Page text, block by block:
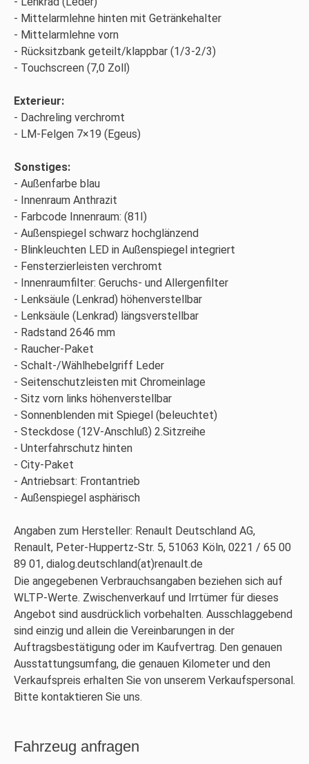
Mittelarmlehne hinten mit Getränkehalter
Mittelarmlehne vorn
Rücksitzbank geteilt/klappbar (1/3-2/3)
Touchscreen (7,0 Zoll)
Exterieur:
Dachreling verchromt
LM-Felgen 7×19 (Egeus)
Sonstiges:
Außenfarbe blau
Innenraum Anthrazit
Farbcode Innenraum: (81I)
Außenspiegel schwarz hochglänzend
Blinkleuchten LED in Außenspiegel integriert
Fensterzierleisten verchromt
Innenraumfilter: Geruchs- und Allergenfilter
Lenksäule (Lenkrad) höhenverstellbar
Lenksäule (Lenkrad) längsverstellbar
Radstand 2646 mm
Raucher-Paket
Schalt-/Wählhebelgriff Leder
Seitenschutzleisten mit Chromeinlage
Sitz vorn links höhenverstellbar
Sonnenblenden mit Spiegel (beleuchtet)
Steckdose (12V-Anschluß) 2.Sitzreihe
Unterfahrschutz hinten
City-Paket
Antriebsart: Frontantrieb
Außenspiegel asphärisch
Angaben zum Hersteller: Renault Deutschland AG,
Renault, Peter-Huppertz-Str. 5, 51063 Köln, 0221 / 65 00
89 01, dialog.deutschland(at)renault.de
Die angegebenen Verbrauchsangaben beziehen sich auf
WLTP-Werte. Zwischenverkauf und Irrtümer für dieses
Angebot sind ausdrücklich vorbehalten. Ausschlaggebend
sind einzig und allein die Vereinbarungen in der
Auftragsbestätigung oder im Kaufvertrag. Den genauen
Ausstattungsumfang, die genauen Kilometer und den
Verkaufspreis erhalten Sie von unserem Verkaufspersonal.
Bitte kontaktieren Sie uns.
Fahrzeug anfragen